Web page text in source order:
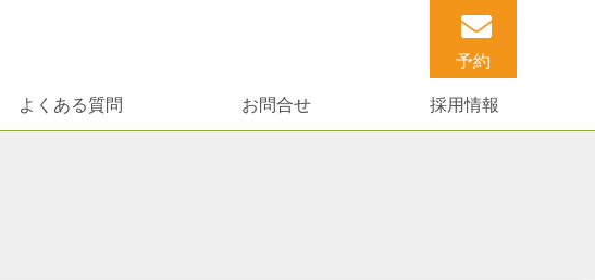
予約
よくある質問 お問合せ 採用情報